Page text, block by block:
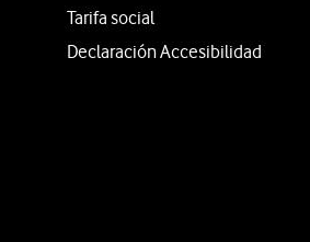
Tarifa social
Declaración Accesibilidad